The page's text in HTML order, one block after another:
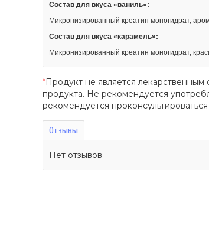
Состав для вкуса «ваниль»:
Микронизированный креатин моногидрат,
Состав для вкуса «карамель»:
Микронизированный креатин моногидрат,
*Продукт не является
продукта. Не рекомендуется
рекомендуется
Отзывы
Нет отзывов